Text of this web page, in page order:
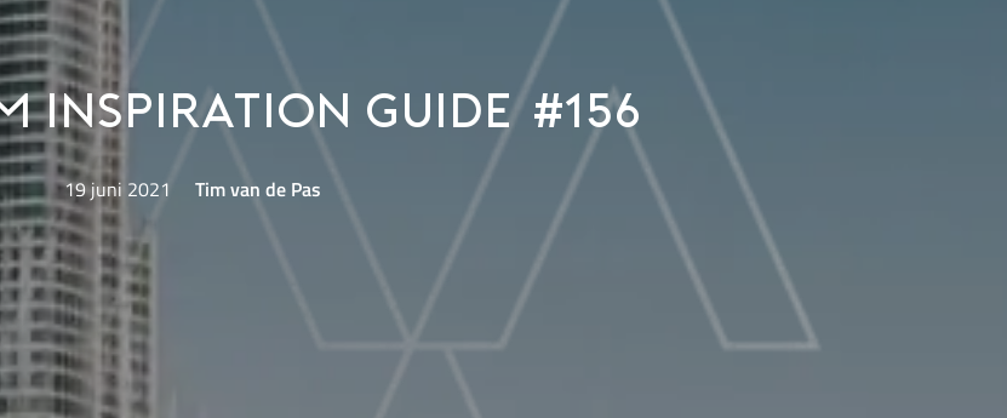
Inspiration Guide #156
19 juni 2021 Tim van de Pas